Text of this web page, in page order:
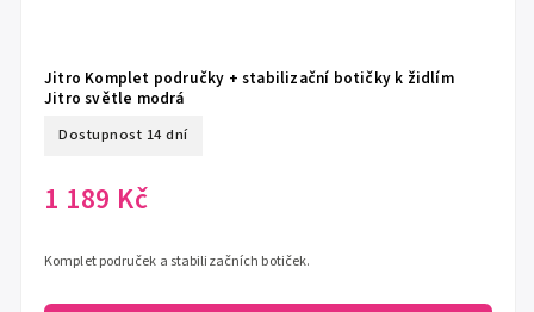
Jitro Komplet područky + stabilizační botičky k židlím
Jitro světle modrá
Dostupnost 14 dní
1 189 Kč
Komplet područek a stabilizačních botiček.